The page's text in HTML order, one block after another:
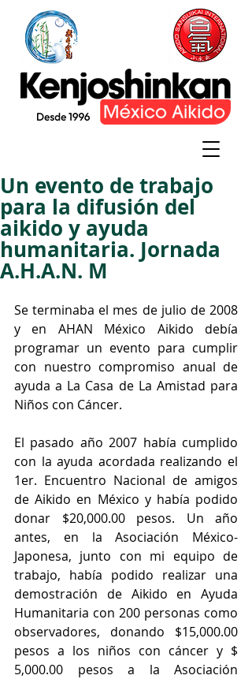
Un evento de trabajo
para la difusión del
aikido y ayuda
humanitaria. Jornada
A.H.A.N. M
Se terminaba el mes de julio de 2008
y en AHAN México Aikido debía
programar un evento para cumplir
con nuestro compromiso anual de
ayuda a La Casa de La Amistad para
Niños con Cáncer.
El pasado año 2007 había cumplido
con la ayuda acordada realizando el
1er. Encuentro Nacional de amigos
de Aikido en México y había podido
donar $20,000.00 pesos. Un año
antes, en la Asociación México-
Japonesa, junto con mi equipo de
trabajo, había podido realizar una
demostración de Aikido en Ayuda
Humanitaria con 200 personas como
observadores, donando $15,000.00
pesos a los niños con cáncer y $
5,000.00 pesos a la Asociación